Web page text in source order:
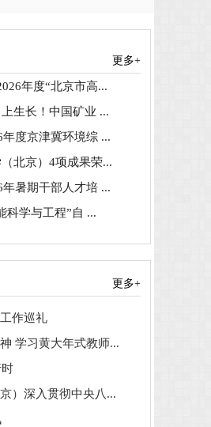
更多+
年度“北京市高...
生长！中国矿业 ...
度京津冀环境综 ...
北京）4项成果荣...
暑期干部人才培 ...
科学与工程”自 ...
更多+
作巡礼
学习黄大年式教师...
）深入贯彻中央八...